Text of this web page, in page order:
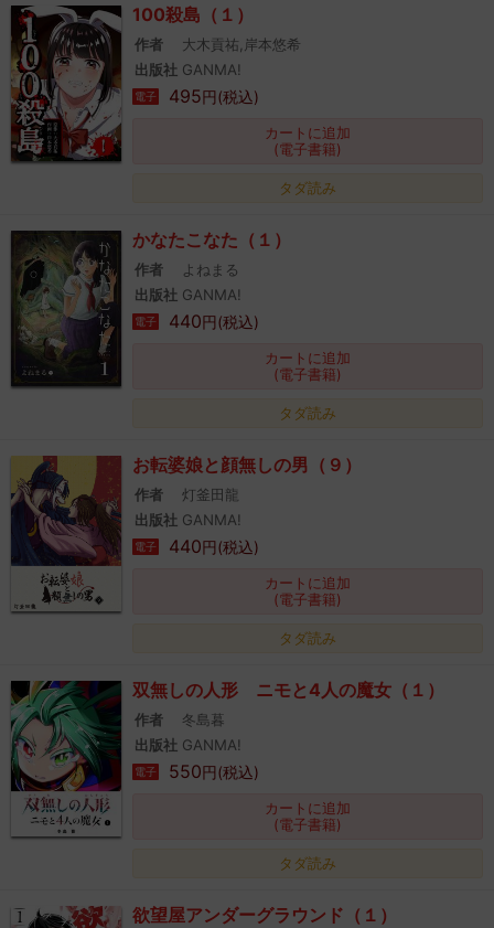
100殺島（１）
作者
大木貢祐,岸本悠希
出版社 GANMA!
電子 495円(税込)
カートに追加
(電子書籍)
タダ読み
かなたこなた（１）
作者
よねまる
出版社 GANMA!
電子 440円(税込)
カートに追加
(電子書籍)
タダ読み
お転婆娘と顔無しの男（９）
作者
灯釜田龍
出版社 GANMA!
電子 440円(税込)
カートに追加
(電子書籍)
タダ読み
双無しの人形 ニモと4人の魔女（１）
作者
冬島暮
出版社 GANMA!
電子 550円(税込)
カートに追加
(電子書籍)
タダ読み
欲望屋アンダーグラウンド（１）